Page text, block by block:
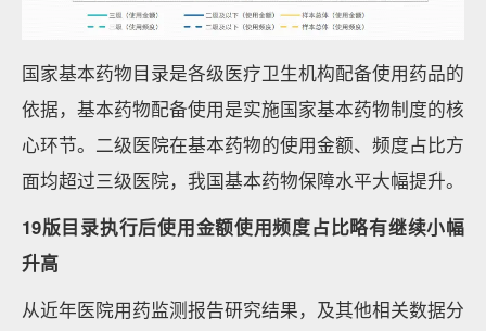
国家基本药物目录是各级医疗卫生机构配备使用药品的
依据，基本药物配备使用是实施国家基本药物制度的核
心环节。二级医院在基本药物的使用金额、频度占比方
面均超过三级医院，我国基本药物保障水平大幅提升。
19版目录执行后使用金额使用频度占比略有继续小幅
升高
从近年医院用药监测报告研究结果，及其他相关数据分